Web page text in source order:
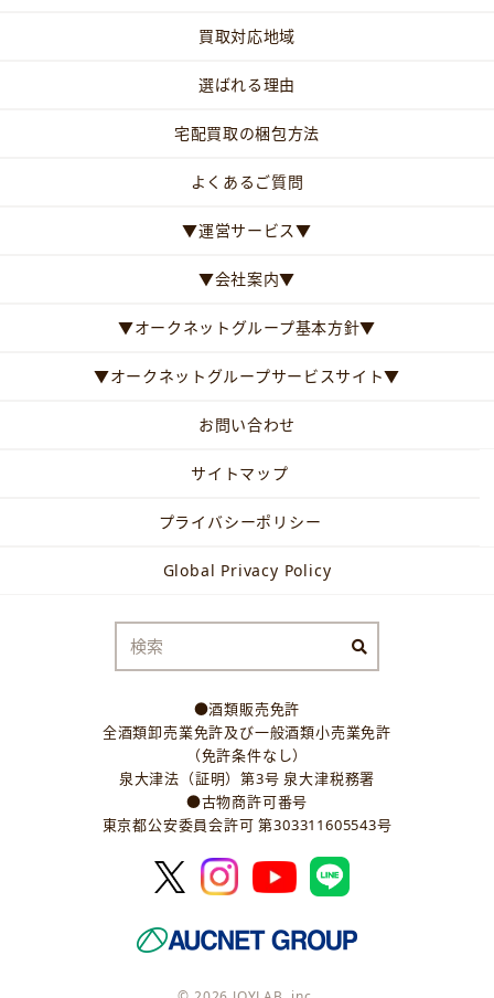
買取対応地域
選ばれる理由
宅配買取の梱包方法
よくあるご質問
▼運営サービス▼
▼会社案内▼
▼オークネットグループ基本方針▼
▼オークネットグループサービスサイト▼
お問い合わせ
サイトマップ
プライバシーポリシー
Global Privacy Policy
●酒類販売免許
全酒類卸売業免許及び一般酒類小売業免許
（免許条件なし）
泉大津法（証明）第3号 泉大津税務署
●古物商許可番号
東京都公安委員会許可 第303311605543号